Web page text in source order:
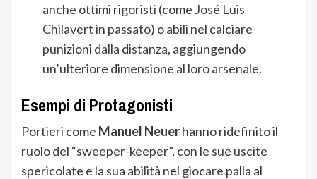
anche ottimi rigoristi (come José Luis
Chilavert in passato) o abili nel calciare
punizioni dalla distanza, aggiungendo
un’ulteriore dimensione al loro arsenale.
Esempi di Protagonisti
Portieri come Manuel Neuerhanno ridefinito il
ruolo del “sweeper-keeper”, con le sue uscite
spericolate e la sua abilità nel giocare palla al